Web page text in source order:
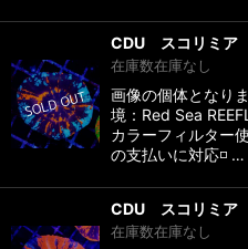
CDU スコリミ
在庫数在庫なし
画像の個体となり
境：Red Sea
カラーフィルター
の支払いに対応◽️ …
CDU スコリミ
在庫数在庫なし